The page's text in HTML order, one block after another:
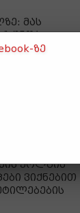
მას
უნდა,
ნატოსა
ქოლგის
ვიქნებით
ზე